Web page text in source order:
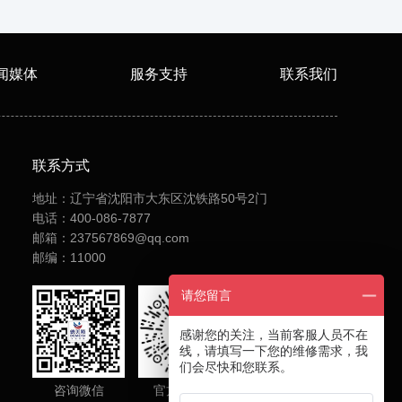
媒体 服务支持 联系我们
联系方式
地址：辽宁省沈阳市大东区沈铁路50号2门
电话：400-086-7877
邮箱：237567869@qq.com
邮编：11000
咨询微信 官方小程序 官方抖音
请您留言
感谢您的关注，当前客服人员不在
线，请填写一下您的维修需求，我
们会尽快和您联系。